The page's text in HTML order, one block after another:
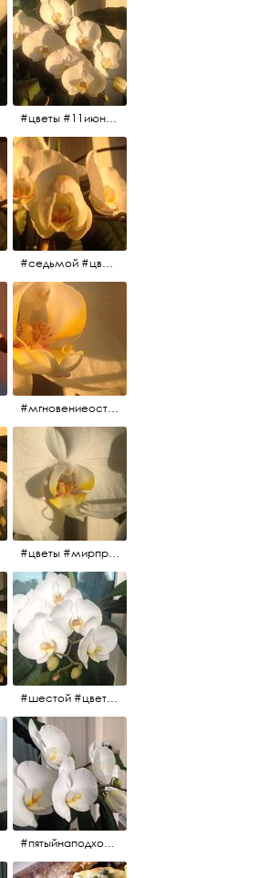
#цветы #11июня2017
#седьмой #цветы #жизньналоджии
#мгновениеостановись #прекрасныймомент #жаждарасцвета
#цветы #мирпрекрасен #пятьутра
#шестой #цветыцветут #цветы #лето2017 #летнийснег
#пятыйнаподходе# цветы #весна2017